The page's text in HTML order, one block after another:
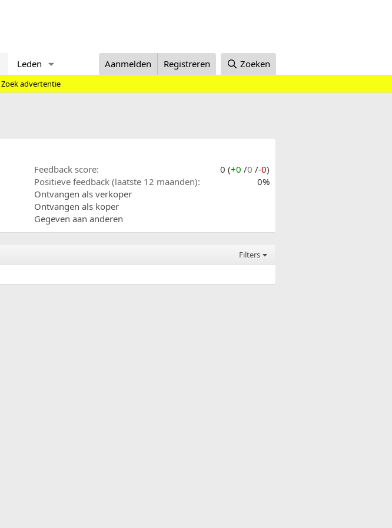
Leden Aanmelden Registreren Zoeken
Zoek advertentie
Feedback score 0 (+0 /0 /-0)
Positieve feedback (laatste 12 maanden)
0%
Ontvangen als verkoper
Ontvangen als koper
Gegeven aan anderen
Filters